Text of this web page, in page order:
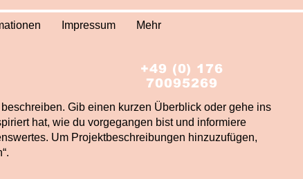
Impressum Mehr
+49 (0) 176
70095269
Gib einen kurzen Überblick oder gehe ins
hat, wie du vorgegangen bist und informiere
Um Projektbeschreibungen hinzuzufügen,